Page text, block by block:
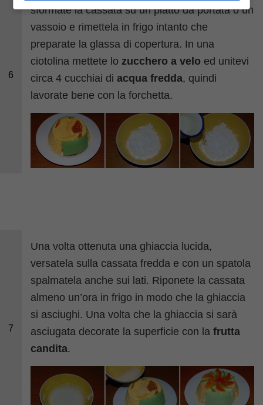
6
sformate la cassata su un piatto da portata o un
vassoio e rimettela in frigo intanto che
preparate la glassa di copertura. In una
ciotolina mettete lozucchero a velo ed unitevi
circa 4 cucchiai diacqua fredda, quindi
lavorate bene con la forchetta.
7
Una volta ottenuta una ghiaccia lucida,
versatela sulla cassata fredda e con un spatola
spalmatela anche sui lati. Riponete la cassata
almeno un’ora in frigo in modo che la ghiaccia
si asciughi. Una volta che la ghiaccia si sarà
asciugata decorate la superficie con lafrutta
candita.